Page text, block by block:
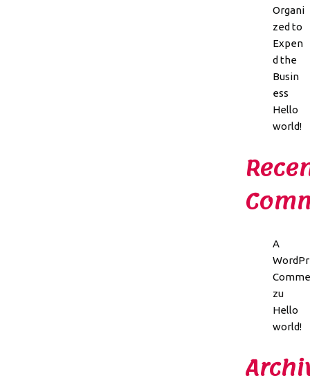
Organi
zed to
Expen
d the
Busin
ess
Hello
world!
A
zu
Hello
world!